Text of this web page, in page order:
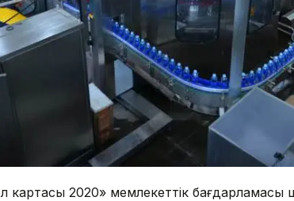
картасы 2020» мемлекеттік бағдарламасы